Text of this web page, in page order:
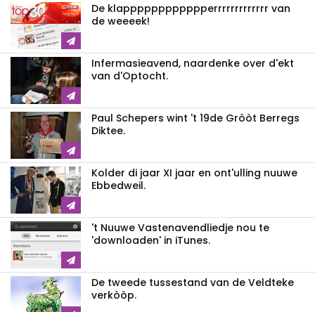
De klappppppp­ppppperrrrrrrrrrrrr van
de weeeek!
Infermasieavend, naardenke over d'ekt
van d'Optocht.
Paul Schepers wint 't 19de Gròòt Berregs
Diktee.
Kolder di jaar XI jaar en ont'ulling nuuwe
Ebbedweil.
't Nuuwe Vastenavendliedje nou te
'downloaden' in iTunes.
De tweede tussestand van de Veldteke
verkòòp.